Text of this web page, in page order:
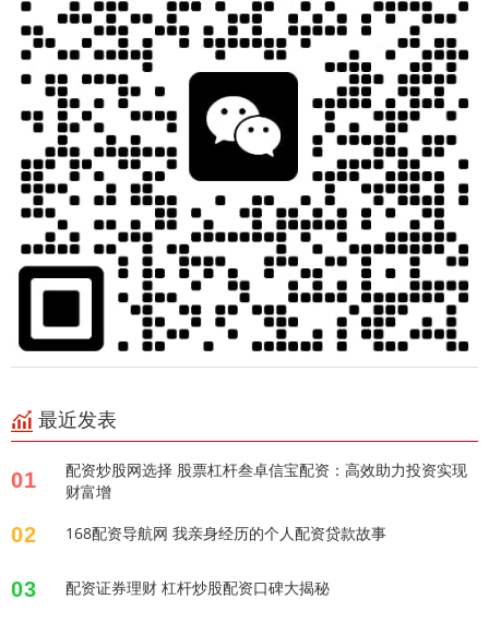
最近发表
01
配资炒股网选择 股票杠杆叁卓信宝配资：高效助力投资实现
财富增
02 168配资导航网 我亲身经历的个人配资贷款故事
03 配资证券理财 杠杆炒股配资口碑大揭秘